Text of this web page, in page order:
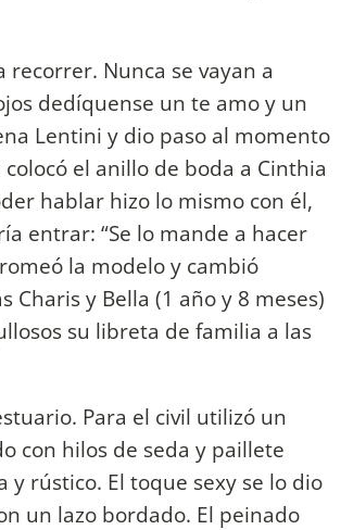
recorrer. Nunca se vayan a
dedíquense un te amo y un
Lentini y dio paso al momento
el anillo de boda a Cinthia
hablar hizo lo mismo con él,
entrar: “Se lo mande a hacer
la modelo y cambió
Charis y Bella (1 año y 8 meses)
su libreta de familia a las
Para el civil utilizó un
con hilos de seda y paillete
y rústico. El toque sexy se lo dio
un lazo bordado. El peinado